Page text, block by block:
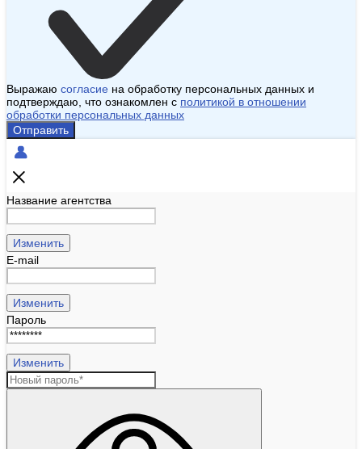
Выражаю согласие на обработку персональных данных и
подтверждаю, что ознакомлен с политикой в отношении
обработки персональных данных
Отправить
Название агентства
Изменить
E-mail
Изменить
Пароль
Изменить